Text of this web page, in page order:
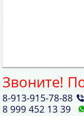
Звоните!
8‑913‑915‑78‑88
8 999 452 13 39